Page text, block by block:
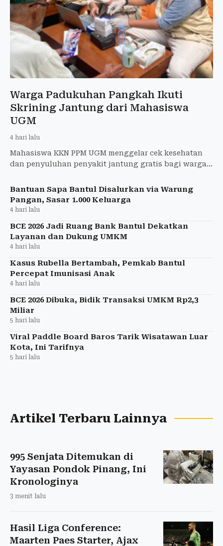
Warga Padukuhan Pangkah Ikuti
Skrining Jantung dari Mahasiswa
UGM
4 hari lalu
Mahasiswa KKN PPM UGM menggelar cek kesehatan
dan penyuluhan penyakit jantung gratis bagi warga
Bantuan Sapa Bantul Disalurkan via Warung
Pangan, Sasar 1.000 Keluarga
4 hari lalu
BCE 2026 Jadi Ruang Bank Bantul Dekatkan
Layanan dan Dukung UMKM
4 hari lalu
Kasus Rubella Bertambah, Pemkab Bantul
Percepat Imunisasi Anak
4 hari lalu
BCE 2026 Dibuka, Bidik Transaksi UMKM Rp2,3
Miliar
5 hari lalu
Viral Paddle Board Baros Tarik Wisatawan Luar
Kota, Ini Tarifnya
5 hari lalu
Artikel Terbaru Lainnya
995 Senjata Ditemukan di
Yayasan Pondok Pinang, Ini
Kronologinya
3 menit lalu
Hasil Liga Conference:
Maarten Paes Starter, Ajax